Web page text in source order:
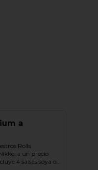
a
Rolls
a un precio
4 salsas soya o